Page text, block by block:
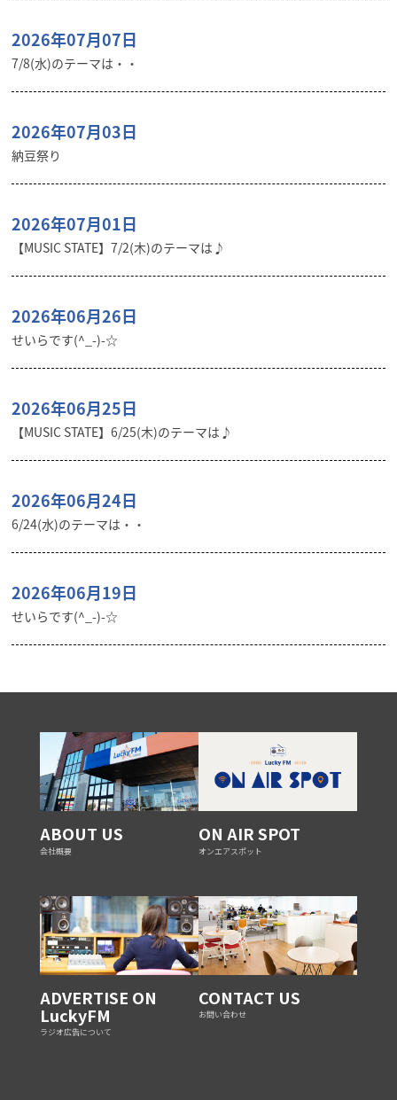
2026年07月07日
7/8(水)のテーマは・・
2026年07月03日
納豆祭り
2026年07月01日
【MUSIC STATE】7/2(木)のテーマは♪
2026年06月26日
せいらです(^_-)-☆
2026年06月25日
【MUSIC STATE】6/25(木)のテーマは♪
2026年06月24日
6/24(水)のテーマは・・
2026年06月19日
せいらです(^_-)-☆
ABOUT US
会社概要
ON AIR SPOT
オンエアスポット
ADVERTISE ON
LuckyFM
ラジオ広告について
CONTACT US
お問い合わせ